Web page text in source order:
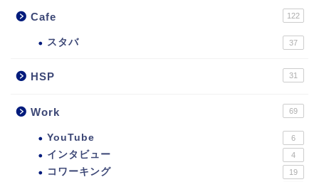
Cafe 122
スタバ 37
HSP 31
Work 69
YouTube 6
インタビュー 4
コワーキング 19